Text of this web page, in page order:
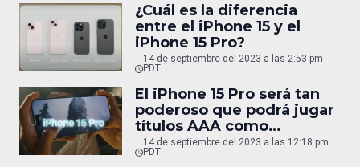
¿Cuál es la diferencia
entre el iPhone 15 y el
iPhone 15 Pro?
14 de septiembre del 2023 a las 2:53 pm
PDT
El iPhone 15 Pro será tan
poderoso que podrá jugar
títulos AAA como
Resident Evil 4
14 de septiembre del 2023 a las 12:18 pm
PDT